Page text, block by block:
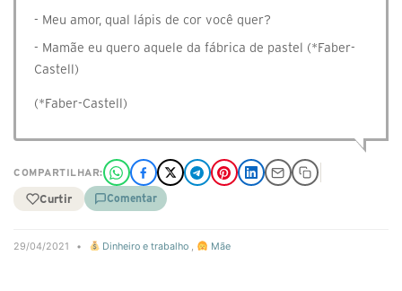
- Meu amor, qual lápis de cor você quer?
- Mamãe eu quero aquele da fábrica de pastel (*Faber-
Castell)
(*Faber-Castell)
COMPARTILHAR:
Curtir Comentar
29/04/2021 • Dinheiro e trabalho , Mãe